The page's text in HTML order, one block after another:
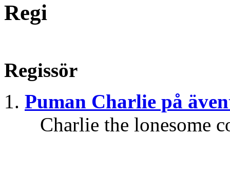
Regi
Regissör
Puman Charlie på
Charlie the lonesome